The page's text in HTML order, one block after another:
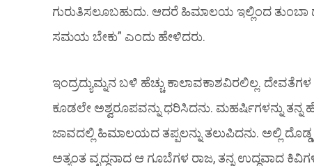
ಗುರುತಿಸಲೂಬಹುದು. ಆದರೆ ಹಿಮಾಲಯ ಇಲ್ಲಿಂದ ತುಂಬಾ
ಸಮಯ ಬೇಕು” ಎಂದು ಹೇಳಿದರು.
ಇಂದ್ರದ್ಯುಮ್ನನ ಬಳಿ ಹೆಚ್ಚು ಕಾಲಾವಕಾಶವಿರಲಿಲ್ಲ.
ಕೂಡಲೇ ಅಶ್ವರೂಪವನ್ನು ಧರಿಸಿದನು. ಮಹರ್ಷಿಗಳನ್ನು
ಜಾವದಲ್ಲಿ ಹಿಮಾಲಯದ ತಪ್ಪಲನ್ನು ತಲುಪಿದನು. ಅಲ್ಲಿ
ಅತ್ಯಂತ ವೃದ್ಧನಾದ ಆ ಗೂಬೆಗಳ ರಾಜ, ತನ್ನ ಉದ್ದವಾದ